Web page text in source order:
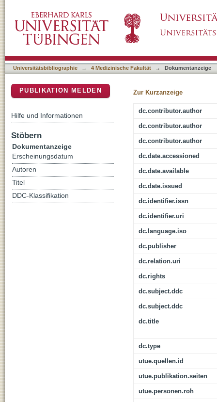
Specific Molecular Pathways
Universitätsbibliographie → 4 Medizinische Fakultät → Dokumentanzeige
Zur Kurzanzeige
dc.contributor.author
dc.contributor.author
dc.contributor.author
dc.date.accessioned
dc.date.available
dc.date.issued
dc.identifier.issn
dc.identifier.uri
dc.language.iso
dc.publisher
dc.relation.uri
dc.rights
dc.subject.ddc
dc.subject.ddc
dc.title
dc.type
utue.quellen.id
utue.publikation.seiten
utue.personen.roh
PUBLIKATION MELDEN
Hilfe und Informationen
Stöbern
Dokumentanzeige
Erscheinungsdatum
Autoren
Titel
DDC-Klassifikation